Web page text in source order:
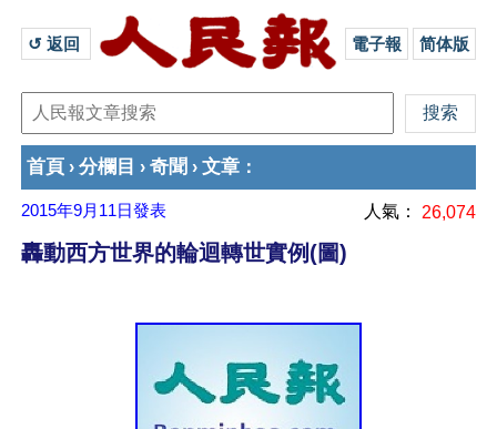
↺ 返回 電子報 简体版
首頁 › 分欄目 › 奇聞 › 文章 ：
2015年9月11日發表 人氣： 26,074
轟動西方世界的輪迴轉世實例(圖)